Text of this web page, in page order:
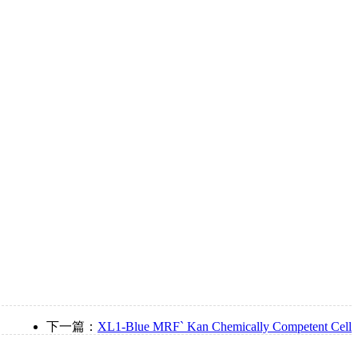
下一篇： XL1-Blue MRF` Kan Chemically Competent Cell